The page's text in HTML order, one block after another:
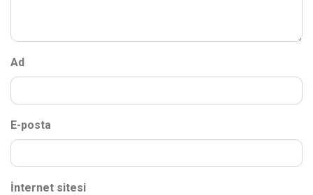
Ad
E-posta
İnternet sitesi